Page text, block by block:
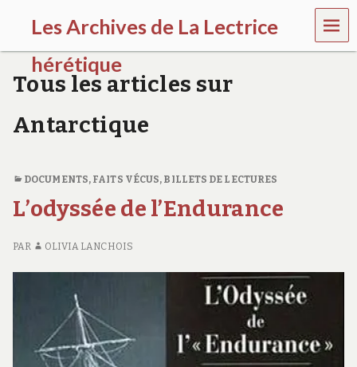
Les Archives de La Lectrice
hérétique
(
0
-
2
0
2
)
MEN
U
Tous les articles sur
Antarctique
DOCUMENTS, FAITS VÉCUS, BILLETS DE LECTURES
L’odyssée de l’Endurance
PAR OLIVIA LANCHOIS